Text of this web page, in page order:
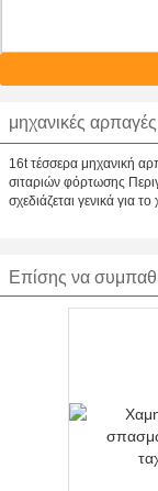
μηχανικές αρπαγές
16t τέσσερα μηχανική
σιταριών φόρτωσης
σχεδιάζεται γενικά για
Επίσης να